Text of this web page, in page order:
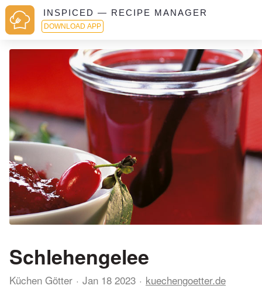
INSPICED — RECIPE MANAGER
DOWNLOAD APP
Schlehengelee
Küchen Götter Jan 18 2023 kuechengoetter.de